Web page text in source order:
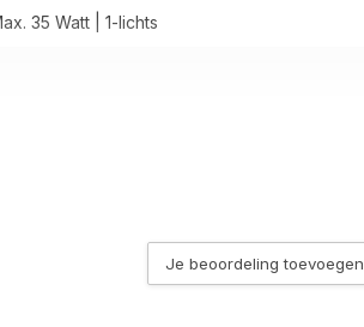
35 Watt | 1-lichts
Je beoordeling toevoegen